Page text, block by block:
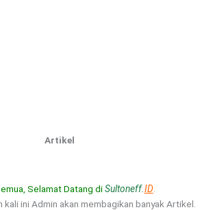
Artikel
Selamat Datang diSultoneff.ID.
kali ini Admin akan membagikan banyak Artikel.